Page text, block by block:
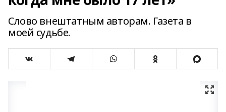
Слово внештатным авторам. Газета в
моей судьбе.